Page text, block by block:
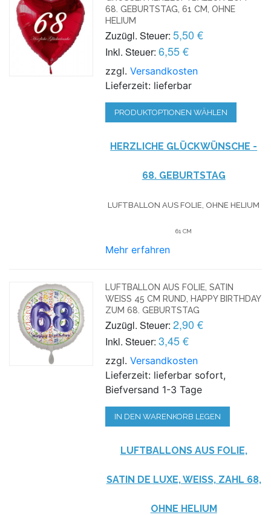
8. GEBURTSTAG, 61 CM, OHNE H
ELIUM
Zuzügl. Steuer: 5,50 €
Inkl. Steuer: 6,55 €
zzgl.Versandkosten
Lieferzeit: lieferbar
PRODUKTOPTIONEN WÄHLEN
HERZLICHE GLÜCKWÜNSCHE -
68. GEBURTSTAG
LUFTBALLON AUS FOLIE, OHNE HELIUM
61 CM
Mehr erfahren
LUFTBALLON AUS FOLIE, SATIN
WEISS 45 CM RUND, HAPPY BIRTHDAY Z
UM 68. GEBURTSTAG
Zuzügl. Steuer: 2,90 €
Inkl. Steuer: 3,45 €
zzgl.Versandkosten
Lieferzeit: lieferbar sofort,
Biefversand 1-3 Tage
IN DEN WARENKORB LEGEN
LUFTBALLONS AUS FOLIE,
SATIN DE LUXE, WEISS, ZAHL 68, O
HNE HELIUM